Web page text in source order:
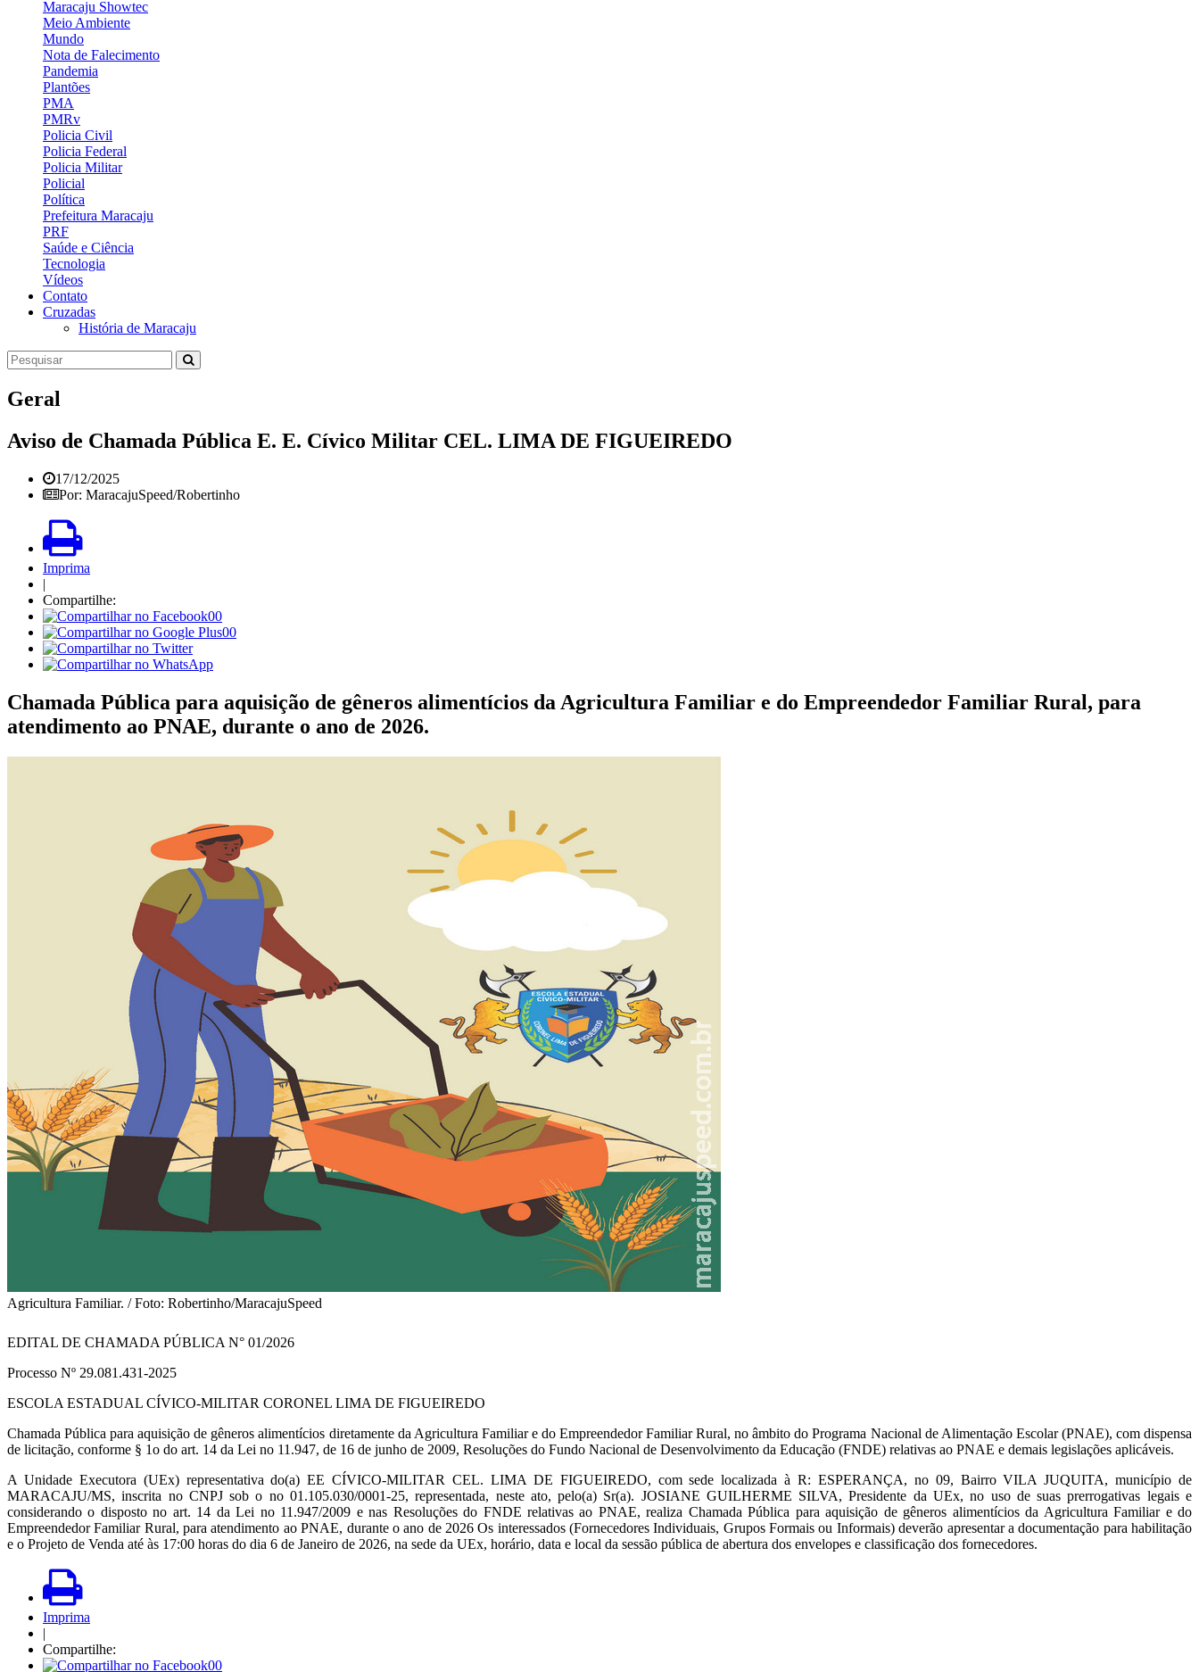
Maracaju Showtec
Meio Ambiente
Mundo
Nota de Falecimento
Pandemia
Plantões
PMA
PMRv
Policia Civil
Policia Federal
Policia Militar
Policial
Política
Prefeitura Maracaju
PRF
Saúde e Ciência
Tecnologia
Vídeos
Contato
Cruzadas
História de Maracaju
Geral
Aviso de Chamada Pública E. E. Cívico Militar CEL. LIMA DE FIGUEIREDO
17/12/2025
Por: MaracajuSpeed/Robertinho
Imprima
|
Compartilhe:
00
00
Chamada Pública para aquisição de gêneros alimentícios da Agricultura Familiar e do Empreendedor Familiar Rural, para
atendimento ao PNAE, durante o ano de 2026.
Agricultura Familiar. / Foto: Robertinho/MaracajuSpeed
EDITAL DE CHAMADA PÚBLICA N° 01/2026
Processo Nº 29.081.431-2025
ESCOLA ESTADUAL CÍVICO-MILITAR CORONEL LIMA DE FIGUEIREDO
Chamada Pública para aquisição de gêneros alimentícios diretamente da Agricultura Familiar e do Empreendedor Familiar Rural, no âmbito do Programa Nacional de Alimentação Escolar (PNAE), com dispensa
de licitação, conforme § 1o do art. 14 da Lei no 11.947, de 16 de junho de 2009, Resoluções do Fundo Nacional de Desenvolvimento da Educação (FNDE) relativas ao PNAE e demais legislações aplicáveis.
A Unidade Executora (UEx) representativa do(a) EE CÍVICO-MILITAR CEL. LIMA DE FIGUEIREDO, com sede localizada à R: ESPERANÇA, no 09, Bairro VILA JUQUITA, município de
MARACAJU/MS, inscrita no CNPJ sob o no 01.105.030/0001-25, representada, neste ato, pelo(a) Sr(a). JOSIANE GUILHERME SILVA, Presidente da UEx, no uso de suas prerrogativas legais e
considerando o disposto no art. 14 da Lei no 11.947/2009 e nas Resoluções do FNDE relativas ao PNAE, realiza Chamada Pública para aquisição de gêneros alimentícios da Agricultura Familiar e do
Empreendedor Familiar Rural, para atendimento ao PNAE, durante o ano de 2026 Os interessados (Fornecedores Individuais, Grupos Formais ou Informais) deverão apresentar a documentação para habilitação
e o Projeto de Venda até às 17:00 horas do dia 6 de Janeiro de 2026, na sede da UEx, horário, data e local da sessão pública de abertura dos envelopes e classificação dos fornecedores.
Imprima
|
Compartilhe:
00